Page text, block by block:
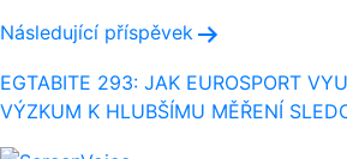
Následující příspěvek
EGTABITE 293: JAK EUROSPORT
VÝZKUM K HLUBŠÍMU MĚŘENÍ